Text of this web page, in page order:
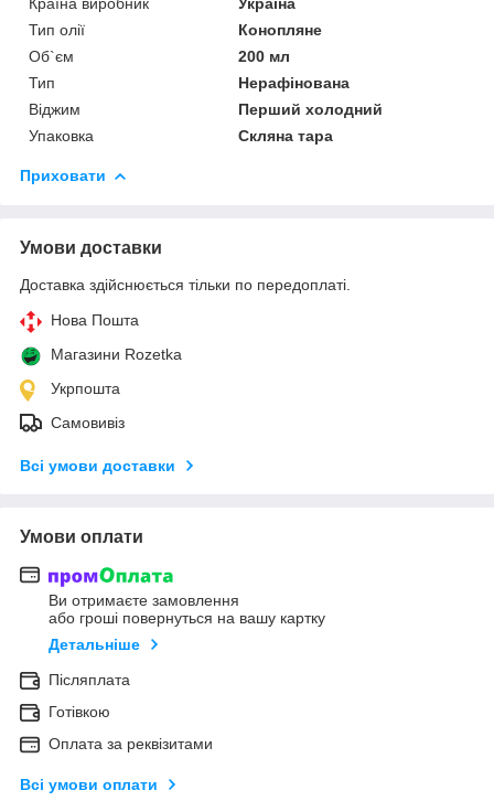
Тип олії
Конопляне
Об`єм
200 мл
Тип
Нерафінована
Віджим
Перший холодний
Упаковка
Скляна тара
Приховати
Умови доставки
Доставка здійснюється тільки по передоплаті.
Нова Пошта
Магазини Rozetka
Укрпошта
Самовивіз
Всі умови доставки
Умови оплати
Ви отримаєте замовлення
або гроші повернуться на вашу картку
Детальніше
Післяплата
Готівкою
Оплата за реквізитами
Всі умови оплати